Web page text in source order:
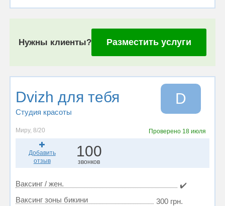
Нужны клиенты? Разместить услуги
Dvizh для тебя
Студия красоты
D
Миру, 8/20 Проверено 18 июля
Добавить
отзыв
100
звонков
Ваксинг / жен.
✔️
Ваксинг зоны бикини
300 грн.